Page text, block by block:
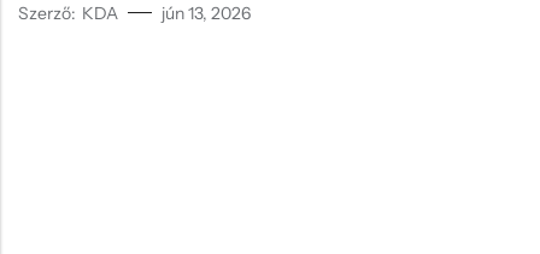
Szerző: KDA jún 13, 2026